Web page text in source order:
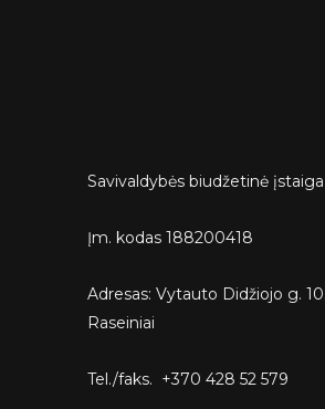
Savivaldybės biudžetinė įstaiga
Įm. kodas 188200418
Adresas: Vytauto Didžiojo g.
Raseiniai
Tel./faks. +370 428 52 579